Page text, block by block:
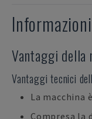
Vantaggi della
Vantaggi tecnici
La macchina
Compresa la